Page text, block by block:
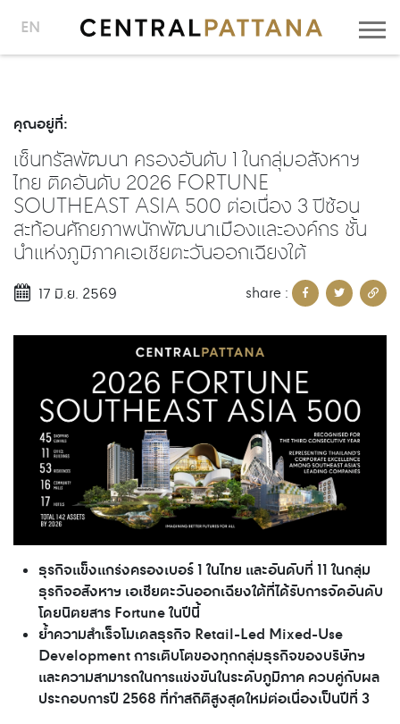
EN
คุณอยู่ที่:
เซ็นทรัลพัฒนา ครองอันดับ 1 ในกลุ่มอสังหาฯ
ไทย ติดอันดับ 2026 FORTUNE
SOUTHEAST ASIA 500 ต่อเนื่อง 3 ปีซ้อน
สะท้อนศักยภาพนักพัฒนาเมืองและองค์กร ชั้น
นำแห่งภูมิภาคเอเชียตะวันออกเฉียงใต้
17 มิ.ย. 2569 share :
ธุรกิจแข็งแกร่งครองเบอร์ 1 ในไทย และอันดับที่ 11 ในกลุ่ม
ธุรกิจอสังหาฯ เอเชียตะวันออกเฉียงใต้ที่ได้รับการจัดอันดับ
โดยนิตยสาร Fortune ในปีนี้
ย้ำความสำเร็จโมเดลธุรกิจ Retail-Led Mixed-Use
Development การเติบโตของทุกกลุ่มธุรกิจของบริษัทฯ
และความสามารถในการแข่งขันในระดับภูมิภาค ควบคู่กับผล
ประกอบการปี 2568 ที่ทำสถิติสูงสุดใหม่ต่อเนื่องเป็นปีที่ 3